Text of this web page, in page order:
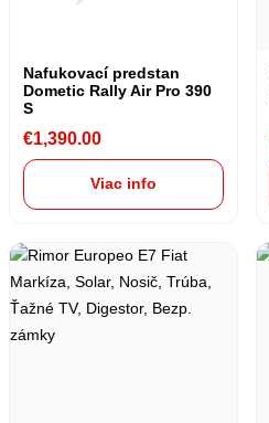
Nafukovací predstan
Dometic Rally Air Pro 390
S
€1,390.00
Viac info